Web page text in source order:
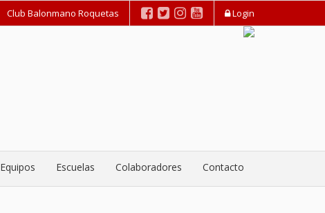
Login
Club Balonmano Roquetas
Equipos Escuelas Colaboradores Contacto